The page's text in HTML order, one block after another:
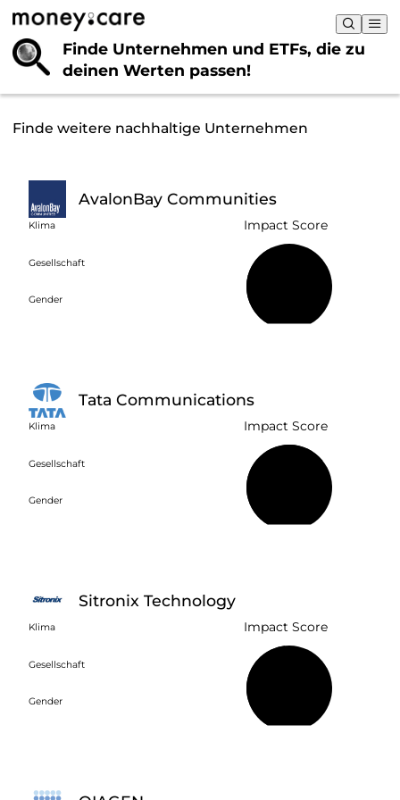
Finde Unternehmen und ETFs, die zu
deinen Werten passen!
Finde weitere nachhaltige Unternehmen
AvalonBay Communities
Klima
Gesellschaft
Gender
Impact Score
Tata Communications
Klima
Gesellschaft
Gender
Impact Score
Sitronix Technology
Klima
Gesellschaft
Gender
Impact Score